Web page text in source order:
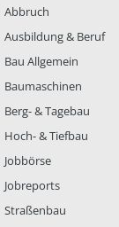
Abbruch
Ausbildung & Beruf
Bau Allgemein
Baumaschinen
Berg- & Tagebau
Hoch- & Tiefbau
Jobbörse
Jobreports
Straßenbau